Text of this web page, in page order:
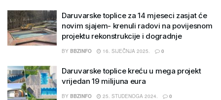
Daruvarske toplice za 14 mjeseci zasjat će
novim sjajem- krenuli radovi na povijesnom
projektu rekonstrukcije i dogradnje
BY BBZINFO 16. SIJEČNJA 2025. 0
Daruvarske toplice kreću u mega projekt
vrijedan 19 milijuna eura
BY BBZINFO 25. STUDENOGA 2024. 0